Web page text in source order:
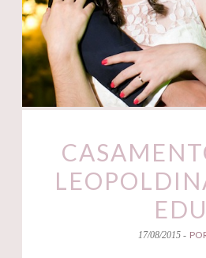
17/08/2015 -